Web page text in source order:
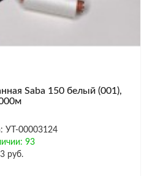
Saba 150 белый (001),
УТ-00003124
93
руб.